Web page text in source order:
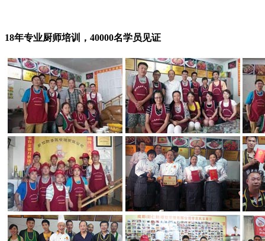
18年专业厨师培训，40000名学员见证